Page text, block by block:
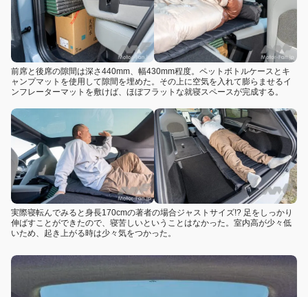
前席と後席の隙間は深さ440mm、幅430mm程度。ペットボトルケースとキ
ャンプマットを使用して隙間を埋めた。その上に空気を入れて膨らませるイ
ンフレーターマットを敷けば、ほぼフラットな就寝スペースが完成する。
実際寝転んでみると身長170cmの著者の場合ジャストサイズ!? 足をしっかり
伸ばすことができたので、寝苦しいということはなかった。室内高が少々低
いため、起き上がる時は少々気をつかった。